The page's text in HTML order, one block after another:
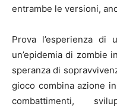
entrambe le versioni,
Prova l’esperienza di
un’epidemia di zombie
speranza di
gioco combina azione
combattimenti,